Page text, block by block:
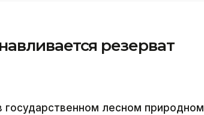
резерват
лесном природном